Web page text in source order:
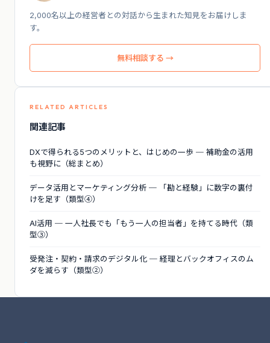
2,000名以上の経営者との対話から生まれた知見をお届けしま
す。
無料相談する →
RELATED ARTICLES
関連記事
DXで得られる5つのメリットと、はじめの一歩 ─ 補助金の活用
も視野に（総まとめ）
データ活用とマーケティング分析 ─ 「勘と経験」に数字の裏付
けを足す（類型④）
AI活用 ─ 一人社長でも「もう一人の担当者」を持てる時代（類
型③）
受発注・契約・請求のデジタル化 ─ 経理とバックオフィスのム
ダを減らす（類型②）